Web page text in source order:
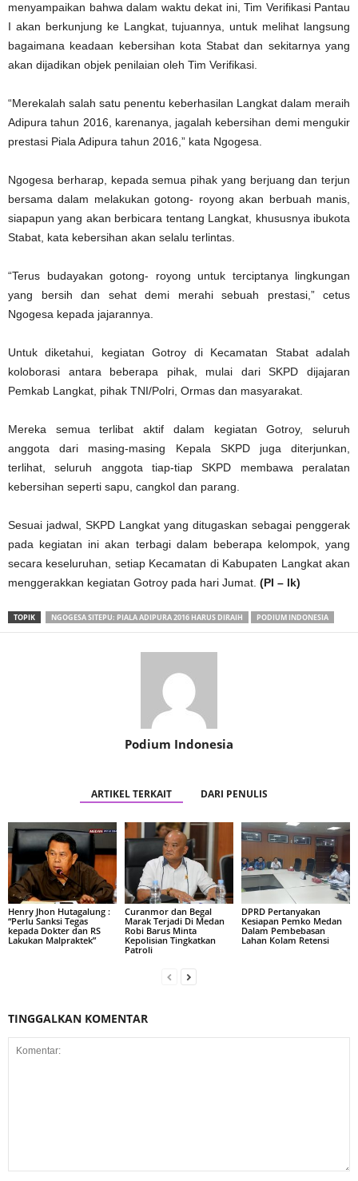
menyampaikan bahwa dalam waktu dekat ini, Tim Verifikasi Pantau
I akan berkunjung ke Langkat, tujuannya, untuk melihat langsung
bagaimana keadaan kebersihan kota Stabat dan sekitarnya yang
akan dijadikan objek penilaian oleh Tim Verifikasi.
“Merekalah salah satu penentu keberhasilan Langkat dalam meraih
Adipura tahun 2016, karenanya, jagalah kebersihan demi mengukir
prestasi Piala Adipura tahun 2016,” kata Ngogesa.
Ngogesa berharap, kepada semua pihak yang berjuang dan terjun
bersama dalam melakukan gotong- royong akan berbuah manis,
siapapun yang akan berbicara tentang Langkat, khususnya ibukota
Stabat, kata kebersihan akan selalu terlintas.
“Terus budayakan gotong- royong untuk terciptanya lingkungan
yang bersih dan sehat demi merahi sebuah prestasi,” cetus
Ngogesa kepada jajarannya.
Untuk diketahui, kegiatan Gotroy di Kecamatan Stabat adalah
koloborasi antara beberapa pihak, mulai dari SKPD dijajaran
Pemkab Langkat, pihak TNI/Polri, Ormas dan masyarakat.
Mereka semua terlibat aktif dalam kegiatan Gotroy, seluruh
anggota dari masing-masing Kepala SKPD juga diterjunkan,
terlihat, seluruh anggota tiap-tiap SKPD membawa peralatan
kebersihan seperti sapu, cangkol dan parang.
Sesuai jadwal, SKPD Langkat yang ditugaskan sebagai penggerak
pada kegiatan ini akan terbagi dalam beberapa kelompok, yang
secara keseluruhan, setiap Kecamatan di Kabupaten Langkat akan
menggerakkan kegiatan Gotroy pada hari Jumat. (PI – lk)
TOPIK NGOGESA SITEPU: PIALA ADIPURA 2016 HARUS DIRAIH PODIUM INDONESIA
Podium Indonesia
ARTIKEL TERKAIT DARI PENULIS
Henry Jhon Hutagalung :
“Perlu Sanksi Tegas
kepada Dokter dan RS
Lakukan Malpraktek”
Curanmor dan Begal
Marak Terjadi Di Medan
Robi Barus Minta
Kepolisian Tingkatkan
Patroli
DPRD Pertanyakan
Kesiapan Pemko Medan
Dalam Pembebasan
Lahan Kolam Retensi
TINGGALKAN KOMENTAR